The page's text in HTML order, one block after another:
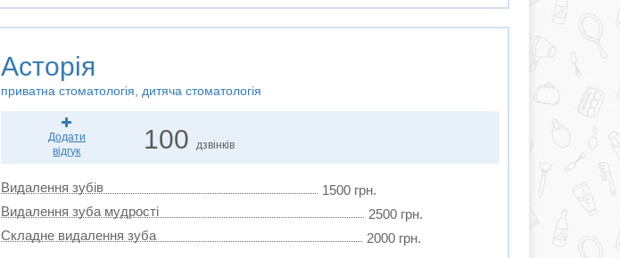
Асторія
приватна стоматологія, дитяча стоматологія
Додати
відгук
100 дзвінків
Видалення зубів
1500 грн.
Видалення зуба мудрості
2500 грн.
Складне видалення зуба
2000 грн.